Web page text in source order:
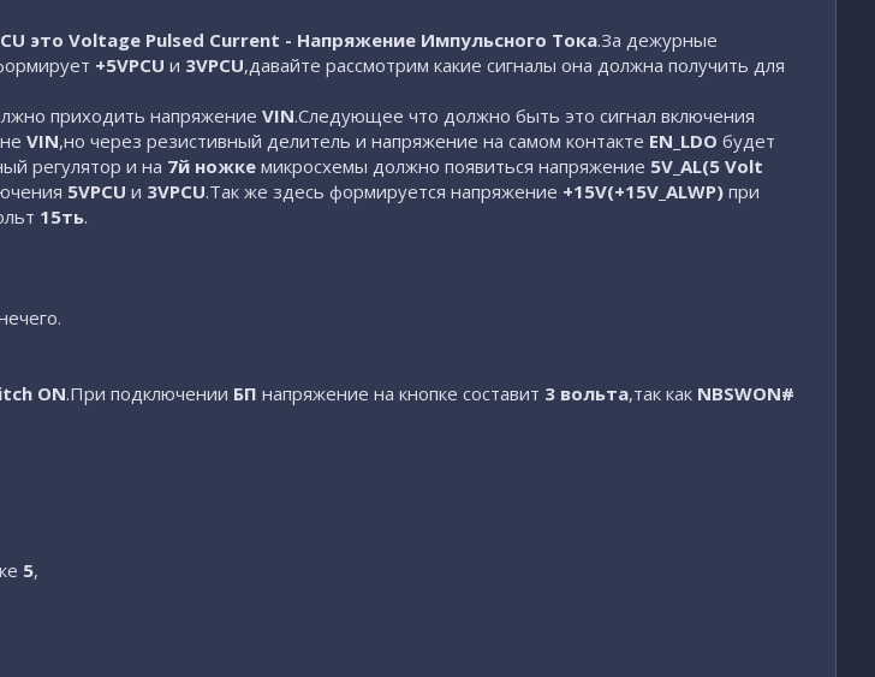
это Voltage Pulsed Current - Напряжение Импульсного Тока.За дежурные
+5VPCU и 3VPCU,давайте рассмотрим какие сигналы она должна получить для
приходить напряжение VIN.Следующее что должно быть это сигнал включения
VIN,но через резистивный делитель и напряжение на самом контакте EN_LDO будет
регулятор и на 7й ножке микросхемы должно появиться напряжение 5V_AL(5 Volt
5VPCU и 3VPCU.Так же здесь формируется напряжение +15V(+15V_ALWP) при
15ть.
ON.При подключении БП напряжение на кнопке составит 3 вольта,так как NBSWON#
5,